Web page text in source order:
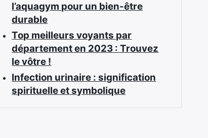
l’aquagym pour un bien-être
durable
Top meilleurs voyants par
département en 2023 : Trouvez
le vôtre !
Infection urinaire : signification
spirituelle et symbolique